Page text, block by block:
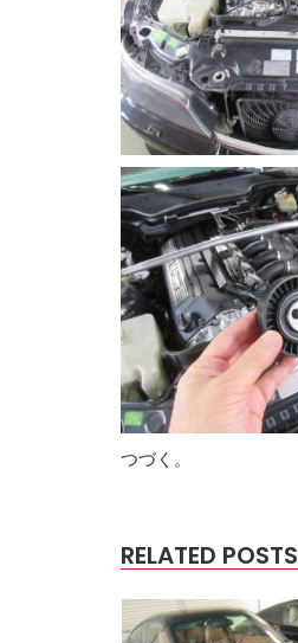
つづく。
RELATED POSTS